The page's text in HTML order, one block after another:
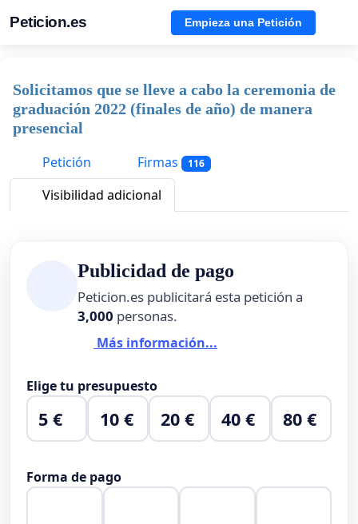
Peticion.es Empieza una Petición
Solicitamos que se lleve a cabo la ceremonia de
graduación 2022 (finales de año) de manera
presencial
Petición
Firmas 116
Visibilidad adicional
Publicidad de pago
Peticion.es publicitará esta petición a
3,000 personas.
Más información...
Elige tu presupuesto
5 € 10 € 20 € 40 € 80 €
Forma de pago